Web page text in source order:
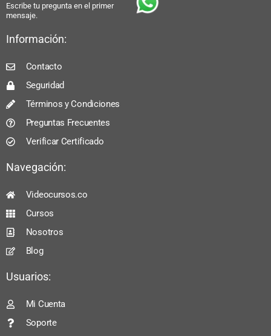
Escribe tu pregunta en el primer
mensaje.
Información:
Contacto
Seguridad
Términos y Condiciones
Preguntas Frecuentes
Verificar Certificado
Navegación:
Videocursos.co
Cursos
Nosotros
Blog
Usuarios:
Mi Cuenta
Soporte